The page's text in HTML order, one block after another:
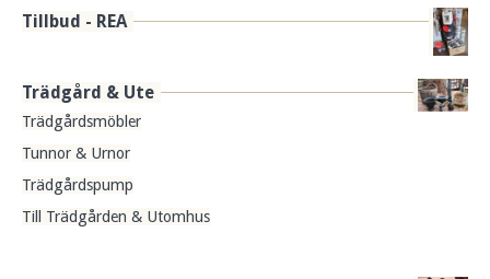
Tillbud - REA
Trädgård & Ute
Trädgårdsmöbler
Tunnor & Urnor
Trädgårdspump
Till Trädgården & Utomhus